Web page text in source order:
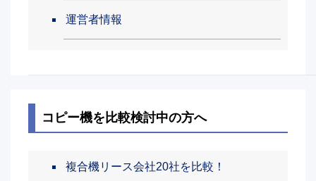
運営者情報
コピー機を比較検討中の方へ
複合機リース会社20社を比較！